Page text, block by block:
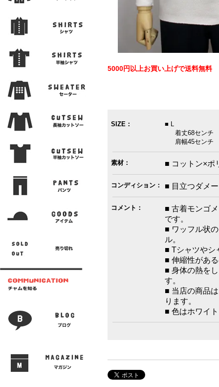
5000円以上お買い上げで送料無料
SIZE：
■ L
着丈68センチ
肩幅45センチ
素材： ■ コットン×ポ
コンディション： ■ 目立つダメ
コメント：
■ 古着モンゴ
です。
■ ワッフル状
ル。
■ Tシャツやシ
■ 伸縮性があ
■ 身体の熱を
す。
■ 当店の商品
ります。
■ 色はホワイ